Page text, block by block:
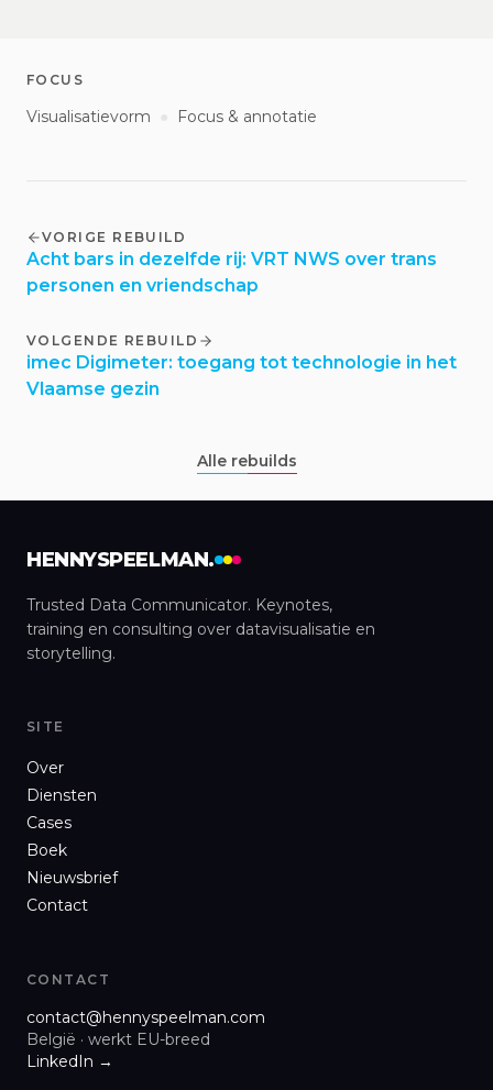
FOCUS
Visualisatievorm Focus & annotatie
VORIGE REBUILD
Acht bars in dezelfde rij: VRT NWS over trans
personen en vriendschap
VOLGENDE REBUILD
imec Digimeter: toegang tot technologie in het
Vlaamse gezin
Alle rebuilds
HENNYSPEELMAN.
Trusted Data Communicator. Keynotes,
training en consulting over datavisualisatie en
storytelling.
SITE
Over
Diensten
Cases
Boek
Nieuwsbrief
Contact
CONTACT
contact@hennyspeelman.com
België · werkt EU-breed
LinkedIn →